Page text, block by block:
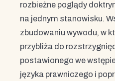
rozbieżne poglądy
na jednym stanowisku.
zbudowaniu wywodu, w
przybliża do
postawionego we
języka prawniczego i